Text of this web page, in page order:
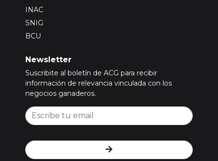
INAC
SNIG
BCU
Newsletter
Suscribite al boletín de ACG para recibir
información de relevancia vinculada con los
negocios ganaderos.